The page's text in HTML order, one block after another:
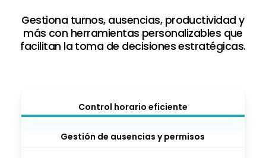
Gestiona turnos, ausencias, productividad y
más con herramientas personalizables que
facilitan la toma de decisiones estratégicas.
Control horario eficiente
Gestión de ausencias y permisos